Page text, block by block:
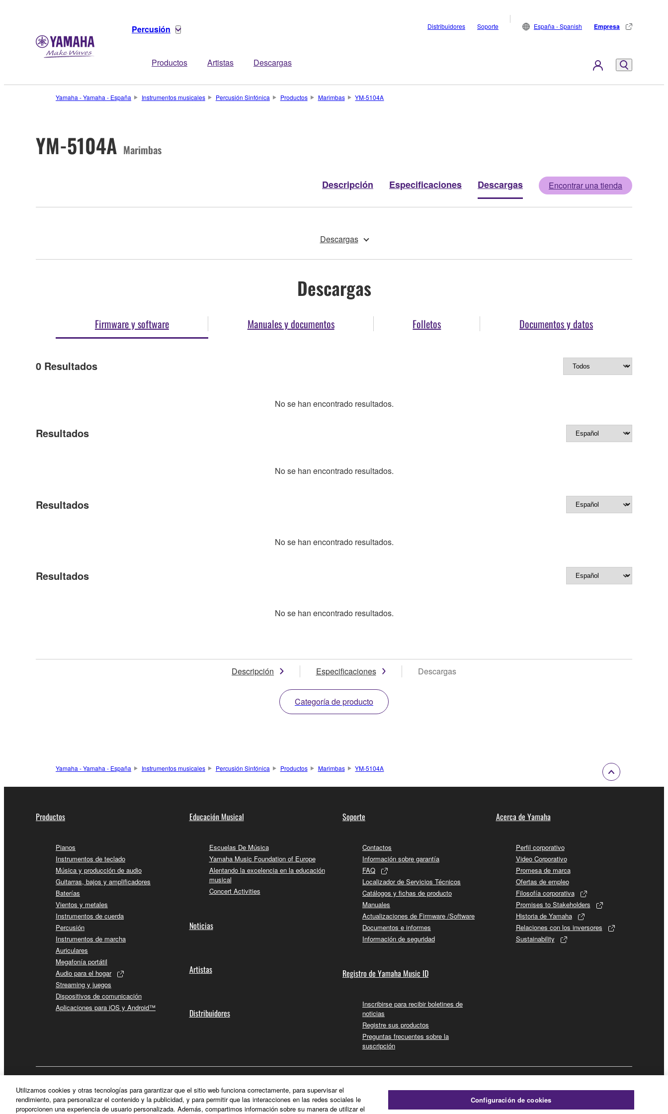
Percusión
Productos Artistas Descargas
Distribuidores Soporte España - Spanish Empresa
Yamaha - Yamaha - España Instrumentos musicales Percusión Sinfónica Productos Marimbas YM-5104A
YM-5104A Marimbas
Descripción Especificaciones Descargas Encontrar una tienda
Descargas
Descargas
Firmware y software Manuales y documentos Folletos Documentos y datos
0 Resultados
No se han encontrado resultados.
Resultados
No se han encontrado resultados.
Resultados
No se han encontrado resultados.
Resultados
No se han encontrado resultados.
Descripción Especificaciones Descargas
Categoría de producto
Yamaha - Yamaha - España Instrumentos musicales Percusión Sinfónica Productos Marimbas YM-5104A
Productos
Pianos
Instrumentos de teclado
Música y producción de audio
Guitarras, bajos y amplificadores
Baterías
Vientos y metales
Instrumentos de cuerda
Percusión
Instrumentos de marcha
Auriculares
Megafonía portátil
Audio para el hogar
Streaming y juegos
Dispositivos de comunicación
Aplicaciones para iOS y Android™
Educación Musical
Escuelas De Música
Yamaha Music Foundation of Europe
Alentando la excelencia en la educación
musical
Concert Activities
Noticias
Artistas
Distribuidores
Soporte
Contactos
Información sobre garantía
FAQ
Localizador de Servicios Técnicos
Catálogos y fichas de producto
Manuales
Actualizaciones de Firmware /Software
Documentos e informes
Información de seguridad
Registro de Yamaha Music ID
Inscribirse para recibir boletines de
noticias
Registre sus productos
Preguntas frecuentes sobre la
suscripción
Acerca de Yamaha
Perfil corporativo
Video Corporativo
Promesa de marca
Ofertas de empleo
Filosofía corporativa
Promises to Stakeholders
Historia de Yamaha
Relaciones con los inversores
Sustainability
Utilizamos cookies y otras tecnologías para garantizar que el sitio web funciona correctamente, para supervisar el
rendimiento, para personalizar el contenido y la publicidad, y para permitir que las interacciones en las redes sociales le
proporcionen una experiencia de usuario personalizada. Además, compartimos información sobre su manera de utilizar el
Configuración de cookies